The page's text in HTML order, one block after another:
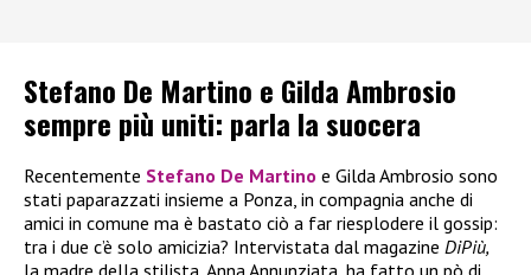
Stefano De Martino e Gilda Ambrosio
sempre più uniti: parla la suocera
Recentemente Stefano De Martino e Gilda Ambrosio sono
stati paparazzati insieme a Ponza, in compagnia anche di
amici in comune ma è bastato ciò a far riesplodere il gossip:
tra i due c’è solo amicizia? Intervistata dal magazine DiPiù,